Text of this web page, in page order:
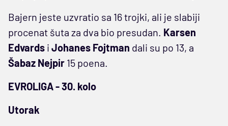
Bajern jeste uzvratio sa 16 trojki, ali je slabiji
procenat šuta za dva bio presudan. Karsen
Edvards i Johanes Fojtman dali su po 13, a
Šabaz Nejpir 15 poena.
EVROLIGA - 30. kolo
Utorak